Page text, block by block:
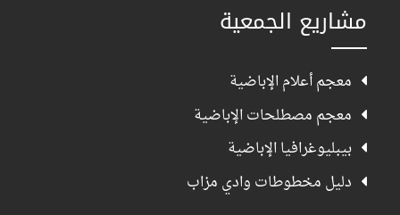
مشاريع الجمعية
معجم أعلام الإباضية
معجم مصطلحات الإباضية
بيبليوغرافيا الإباضية
دليل مخطوطات وادي مزاب